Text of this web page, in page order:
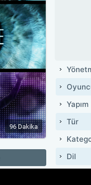
96 Dakika
Yapım
Tür
Dil